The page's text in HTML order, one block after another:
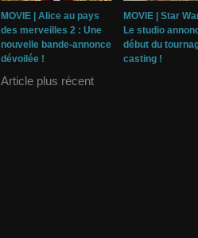
MOVIE | Alice au pays
des merveilles 2 : Une
nouvelle bande-annonce
dévoilée !
MOVIE | Star
Le studio
début du
casting !
Article plus récent